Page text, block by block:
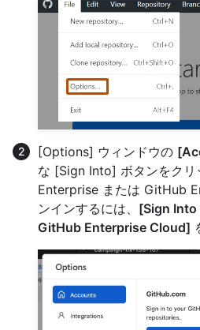
[Options] ウィンドウの
な [Sign Into] ボタンをク
Enterprise または GitHub
ンインするには、 [Sign Into
GitHub Enterprise Cloud]